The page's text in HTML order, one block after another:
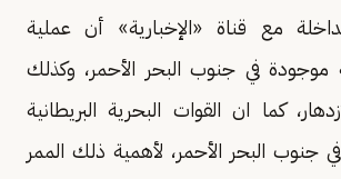
مع قناة «الإخبارية» أن عملية
موجودة في جنوب البحر الأحمر، وكذلك
كما ان القوات البحرية البريطانية
جنوب البحر الأحمر، لأهمية ذلك الممر